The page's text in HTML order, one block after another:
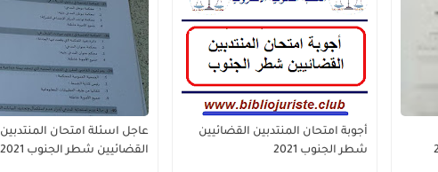
أجوبة امتحان المنتدبين القضائيين
شطر الجنوب 2021
عاجل اسئلة امتحان المنتدبين
القضائيين شطر الجنوب 2021